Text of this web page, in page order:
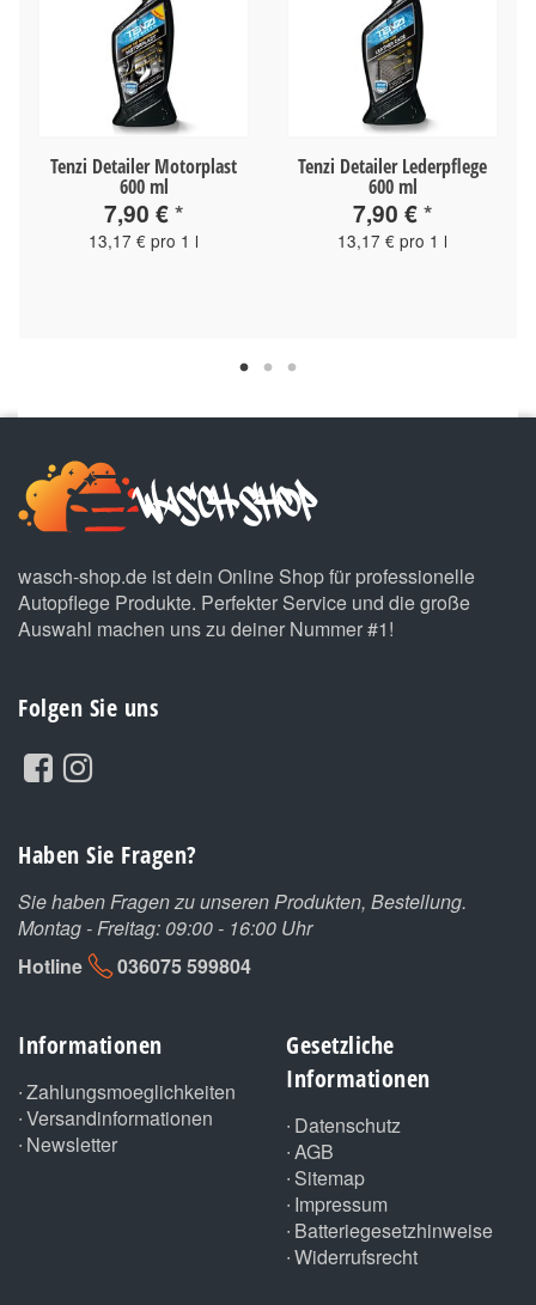
Tenzi Detailer Motorplast
600 ml
7,90 €*
13,17 € pro 1 l
Tenzi Detailer Lederpflege
600 ml
7,90 €*
13,17 € pro 1 l
wasch-shop.de ist dein Online Shop für professionelle
Autopflege Produkte. Perfekter Service und die große
Auswahl machen uns zu deiner Nummer #1!
Folgen Sie uns
Haben Sie Fragen?
Sie haben Fragen zu unseren Produkten, Bestellung.
Montag - Freitag: 09:00 - 16:00 Uhr
Hotline
036075 599804
Informationen
Zahlungsmoeglichkeiten
Versandinformationen
Newsletter
Gesetzliche
Informationen
Datenschutz
AGB
Sitemap
Impressum
Batteriegesetzhinweise
Widerrufsrecht